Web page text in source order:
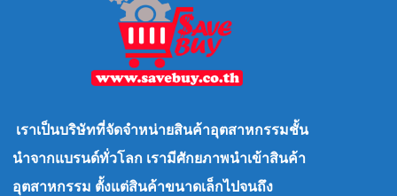
เราเป็นบริษัทที่จัดจำหน่ายสินค้าอุตสาหกรรมชั้น
นำจากแบรนด์ทั่วโลก เรามีศักยภาพนำเข้าสินค้า
อุตสาหกรรม ตั้งแต่สินค้าขนาดเล็กไปจนถึง